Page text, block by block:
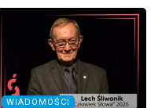
WIADOMOŚCI